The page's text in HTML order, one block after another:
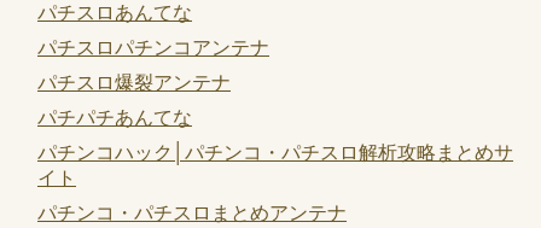
パチスロあんてな
パチスロパチンコアンテナ
パチスロ爆裂アンテナ
パチパチあんてな
パチンコハック│パチンコ・パチスロ解析攻略まとめサ
イト
パチンコ・パチスロまとめアンテナ